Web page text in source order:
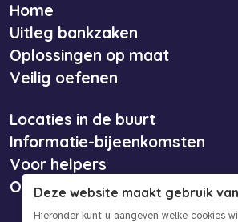
Home
Uitleg bankzaken
Oplossingen op maat
Veilig oefenen
Locaties in de buurt
Informatie-bijeenkomsten
Voor helpers
Over ons
Deze website maakt gebruik
Hieronder kunt u aangeven welke cookies